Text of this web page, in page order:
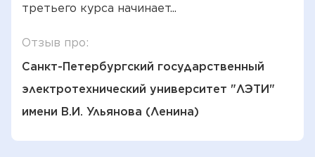
третьего курса начинает...
Отзыв про:
Санкт-Петербургский государственный
электротехнический университет "ЛЭТИ"
имени В.И. Ульянова (Ленина)